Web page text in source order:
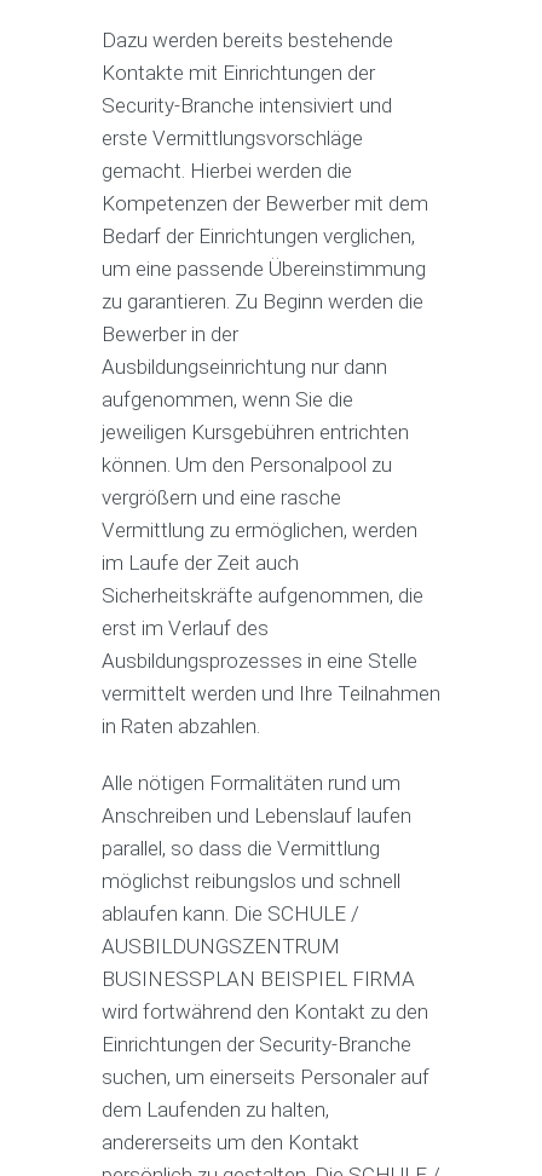
Dazu werden bereits bestehende
Kontakte mit Einrichtungen der
Security-Branche intensiviert und
erste Vermittlungsvorschläge
gemacht. Hierbei werden die
Kompetenzen der Bewerber mit dem
Bedarf der Einrichtungen verglichen,
um eine passende Übereinstimmung
zu garantieren. Zu Beginn werden die
Bewerber in der
Ausbildungseinrichtung nur dann
aufgenommen, wenn Sie die
jeweiligen Kursgebühren entrichten
können. Um den Personalpool zu
vergrößern und eine rasche
Vermittlung zu ermöglichen, werden
im Laufe der Zeit auch
Sicherheitskräfte aufgenommen, die
erst im Verlauf des
Ausbildungsprozesses in eine Stelle
vermittelt werden und Ihre Teilnahmen
in Raten abzahlen.
Alle nötigen Formalitäten rund um
Anschreiben und Lebenslauf laufen
parallel, so dass die Vermittlung
möglichst reibungslos und schnell
ablaufen kann. Die SCHULE /
AUSBILDUNGSZENTRUM
BUSINESSPLAN BEISPIEL FIRMA
wird fortwährend den Kontakt zu den
Einrichtungen der Security-Branche
suchen, um einerseits Personaler auf
dem Laufenden zu halten,
andererseits um den Kontakt